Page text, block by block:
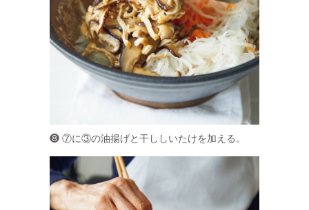
❽ ⑦に③の油揚げと干ししいたけを加える。